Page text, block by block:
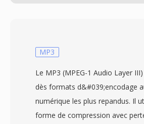
MP3
Le MP3 (MPEG-1 Audio Layer
dès formats d&#039;encodage
numérique les plus repandus. Il
forme de compression avec